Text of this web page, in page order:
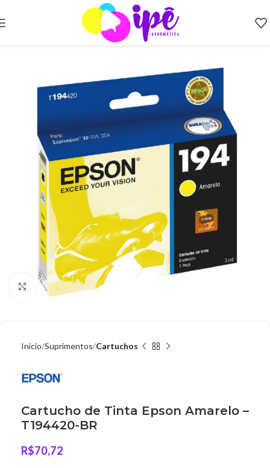
Clique para ampliar
Início Suprimentos Cartuchos
Cartucho de Tinta Epson Amarelo –
T194420-BR
R$70,72